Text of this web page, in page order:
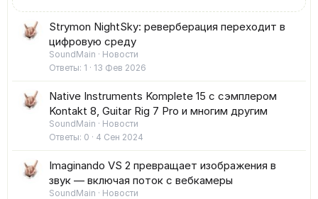
Strymon NightSky: реверберация переходит в
цифровую среду
SoundMain
Новости
Ответы 1 13 Фев 2026
Native Instruments Komplete 15 с сэмплером
Kontakt 8, Guitar Rig 7 Pro и многим другим
SoundMain
Новости
Ответы 0 4 Сен 2024
Imaginando VS 2 превращает изображения в
звук — включая поток с вебкамеры
SoundMain
Новости